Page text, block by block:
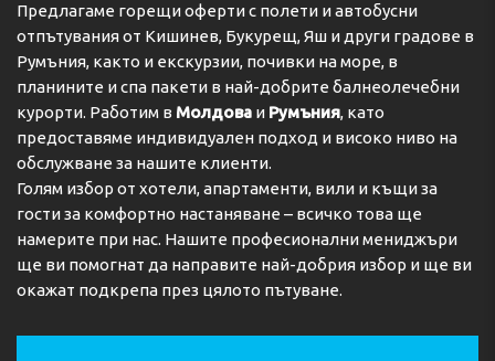
Предлагаме горещи оферти с полети и автобусни
отпътувания от Кишинев, Букурещ, Яш и други градове в
Румъния, както и екскурзии, почивки на море, в
планините и спа пакети в най-добрите балнеолечебни
курорти. Работим в Молдова и Румъния, като
предоставяме индивидуален подход и високо ниво на
обслужване за нашите клиенти.
Голям избор от хотели, апартаменти, вили и къщи за
гости за комфортно настаняване – всичко това ще
намерите при нас. Нашите професионални мениджъри
ще ви помогнат да направите най-добрия избор и ще ви
окажат подкрепа през цялото пътуване.